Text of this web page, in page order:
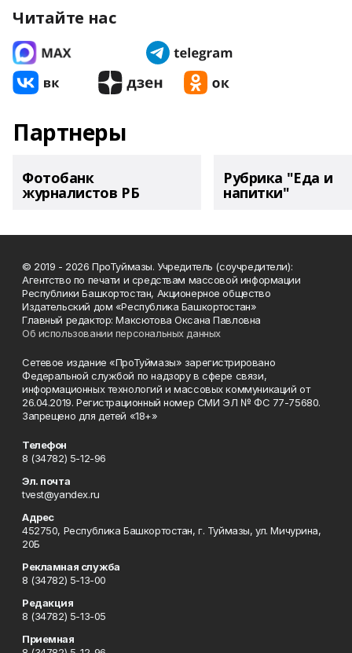
Читайте нас
Партнеры
Фотобанк
журналистов РБ
Рубрика "Еда и
напитки"
© 2019 - 2026 ПроТуймазы. Учредитель (соучредители):
Агентство по печати и средствам массовой информации
Республики Башкортостан, Акционерное общество
Издательский дом «Республика Башкортостан»
Главный редактор: Максютова Оксана Павловна
Об использовании персональных данных
Сетевое издание «ПроТуймазы» зарегистрировано
Федеральной службой по надзору в сфере связи,
информационных технологий и массовых коммуникаций от
26.04.2019. Регистрационный номер СМИ ЭЛ № ФС 77-75680.
Запрещено для детей «18+»
Телефон
8 (34782) 5-12-96
Эл. почта
tvest@yandex.ru
Адрес
452750, Республика Башкортостан, г. Туймазы, ул. Мичурина,
20Б
Рекламная служба
8 (34782) 5-13-00
Редакция
8 (34782) 5-13-05
Приемная